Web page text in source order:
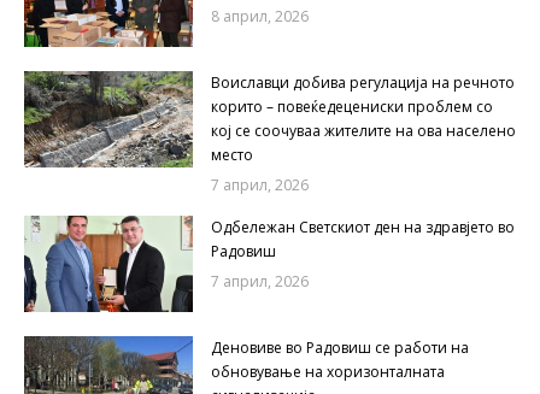
8 април, 2026
Воиславци добива регулација на речното
корито – повеќедецениски проблем со
кој се соочуваа жителите на ова населено
место
7 април, 2026
Одбележан Светскиот ден на здравјето во
Радовиш
7 април, 2026
Деновиве во Радовиш се работи на
обновување на хоризонталната